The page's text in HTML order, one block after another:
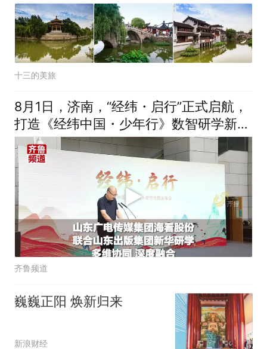
十三的美旅
8月1日，济南，“经纬・启行”正式启航，
打造《经纬中国・少年行》数智研学新标
杆
齐鲁频道
巍巍正阳 焕新归来
新浪财经